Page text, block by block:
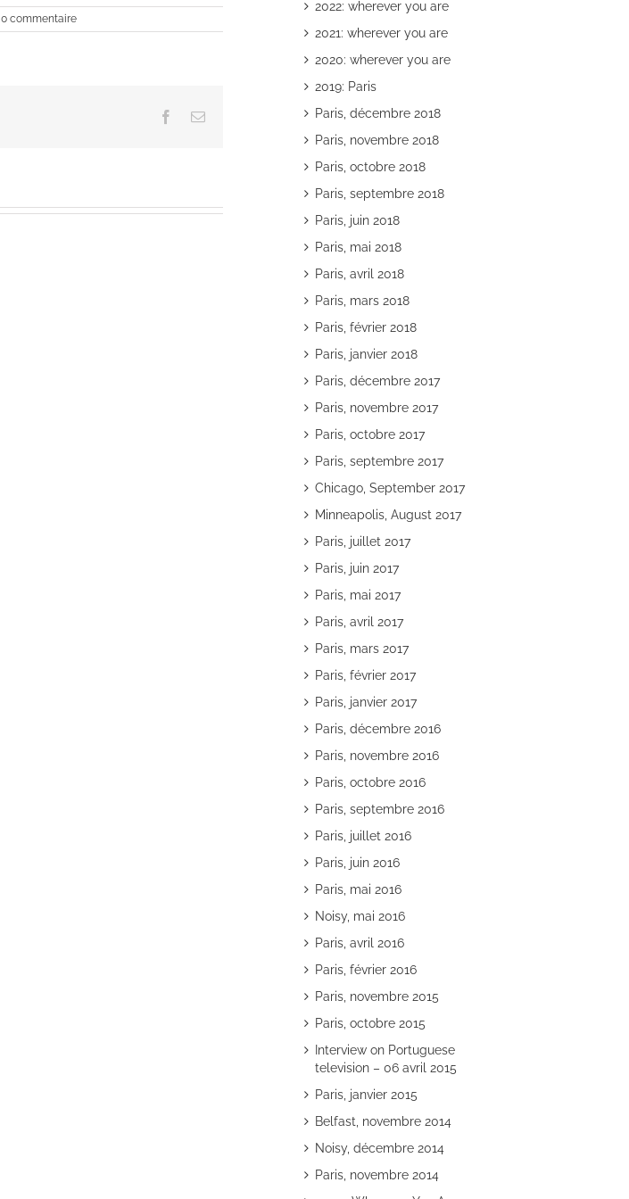
augmenter
0 commentaire
Facebook
Email
2022: wherever you are
2021: wherever you are
2020: wherever you are
2019: Paris
Paris, décembre 2018
Paris, novembre 2018
Paris, octobre 2018
Paris, septembre 2018
Paris, juin 2018
Paris, mai 2018
Paris, avril 2018
Paris, mars 2018
Paris, février 2018
Paris, janvier 2018
Paris, décembre 2017
Paris, novembre 2017
Paris, octobre 2017
Paris, septembre 2017
Chicago, September 2017
Minneapolis, August 2017
Paris, juillet 2017
Paris, juin 2017
Paris, mai 2017
Paris, avril 2017
Paris, mars 2017
Paris, février 2017
Paris, janvier 2017
Paris, décembre 2016
Paris, novembre 2016
Paris, octobre 2016
Paris, septembre 2016
Paris, juillet 2016
Paris, juin 2016
Paris, mai 2016
Noisy, mai 2016
Paris, avril 2016
Paris, février 2016
Paris, novembre 2015
Paris, octobre 2015
Interview on Portuguese
television – 06 avril 2015
Paris, janvier 2015
Belfast, novembre 2014
Noisy, décembre 2014
Paris, novembre 2014